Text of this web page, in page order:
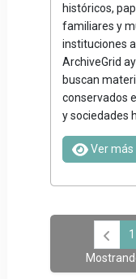
históricos,
familiares y
instituciones
ArchiveGrid
buscan
conservados
y sociedades
Ver más
1